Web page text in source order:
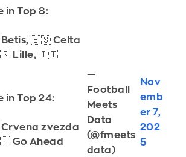
in Top 8:
🇪🇸 Celta
Lille, 🇮🇹
in Top 24:
zvezda
Go Ahead
—
Football
Meets
Data
(@fmeets
data)
Nov
emb
er 7,
202
5